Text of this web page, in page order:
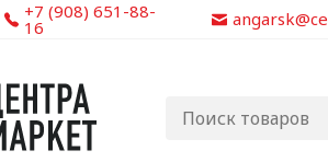
+7 (908) 651-88-
16